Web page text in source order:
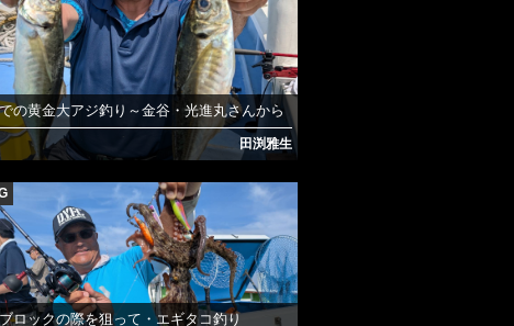
の黄金大アジ釣り～金谷・光進丸さんから
田渕雅生
ロックの際を狙って・エギタコ釣り